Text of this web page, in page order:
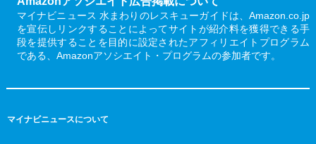
マイナビニュース 水まわりのレスキューガイドは、Amazon.co.jp
を宣伝しリンクすることによってサイトが紹介料を獲得できる手
段を提供することを目的に設定されたアフィリエイトプログラム
である、Amazonアソシエイト・プログラムの参加者です。
マイナビニュースについて